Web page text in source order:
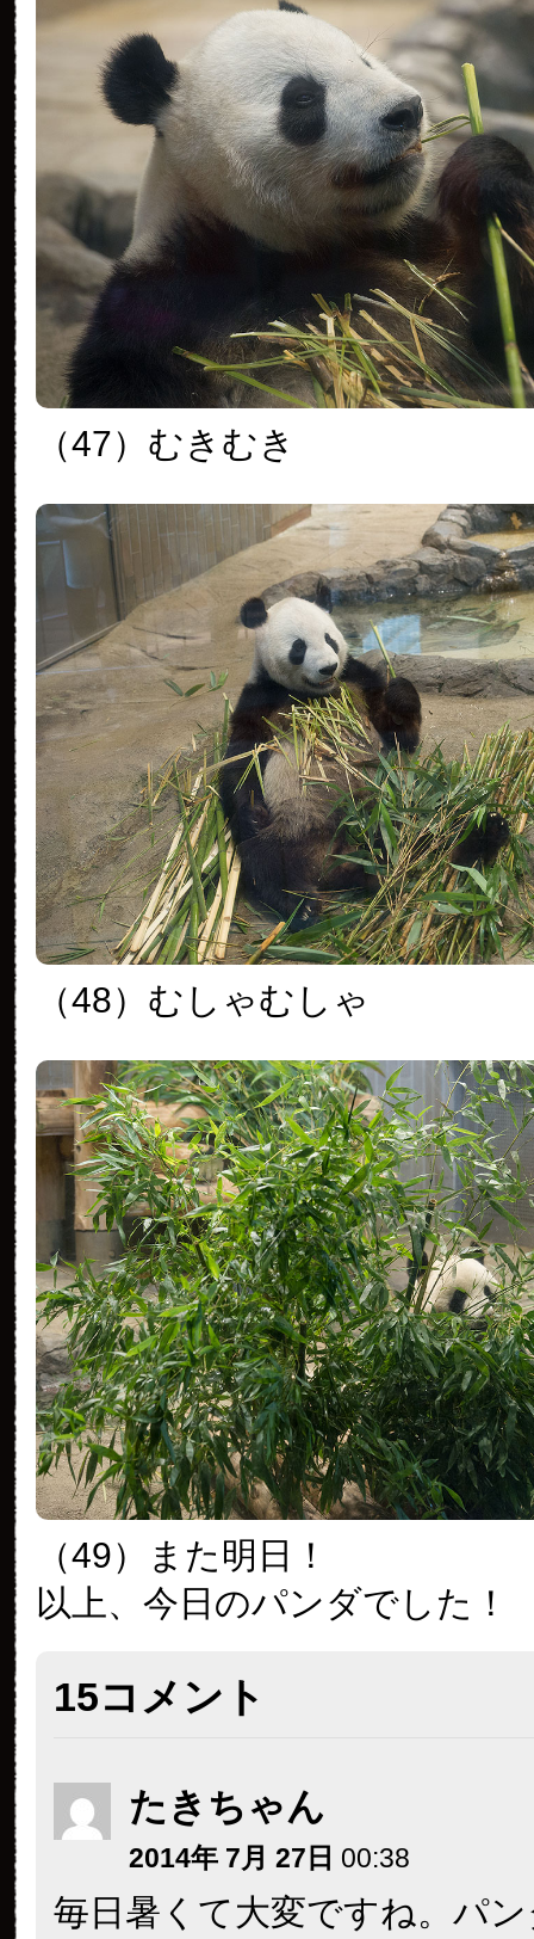
（47）むきむき
（48）むしゃむしゃ
（49）また明日！
以上、今日のパンダでした！
15コメント
たきちゃん
2014年 7月 27日 00:38
毎日暑くて大変ですね。パ